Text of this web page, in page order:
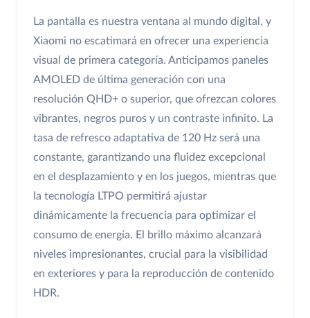
La pantalla es nuestra ventana al mundo digital, y
Xiaomi no escatimará en ofrecer una experiencia
visual de primera categoría. Anticipamos paneles
AMOLED de última generación con una
resolución QHD+ o superior, que ofrezcan colores
vibrantes, negros puros y un contraste infinito. La
tasa de refresco adaptativa de 120 Hz será una
constante, garantizando una fluidez excepcional
en el desplazamiento y en los juegos, mientras que
la tecnología LTPO permitirá ajustar
dinámicamente la frecuencia para optimizar el
consumo de energía. El brillo máximo alcanzará
niveles impresionantes, crucial para la visibilidad
en exteriores y para la reproducción de contenido
HDR.